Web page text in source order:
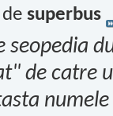
superbus
seopedia
de catre